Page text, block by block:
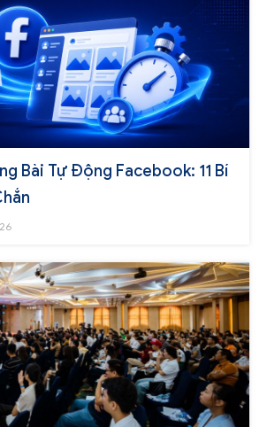
Bài Tự Động Facebook: 11 Bí